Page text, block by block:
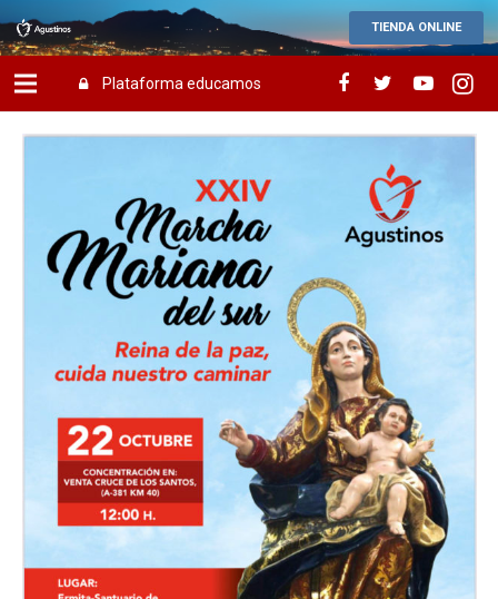
TIENDA ONLINE
Plataforma educamos